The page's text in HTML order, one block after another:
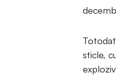
sticle,